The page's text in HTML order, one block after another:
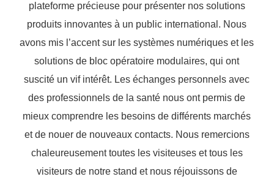
plateforme précieuse pour présenter nos solutions
produits innovantes à un public international. Nous
avons mis l’accent sur les systèmes numériques et les
solutions de bloc opératoire modulaires, qui ont
suscité un vif intérêt. Les échanges personnels avec
des professionnels de la santé nous ont permis de
mieux comprendre les besoins de différents marchés
et de nouer de nouveaux contacts. Nous remercions
chaleureusement toutes les visiteuses et tous les
visiteurs de notre stand et nous réjouissons de